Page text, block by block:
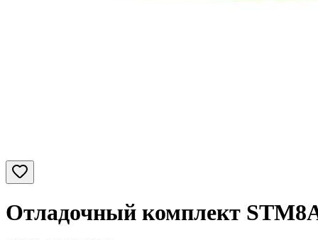
Отладочный комплект